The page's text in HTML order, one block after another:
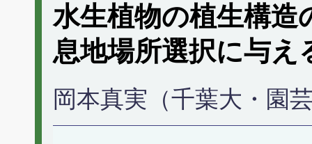
水生植物の植生構造
息地場所選択に与え
岡本真実（千葉大・園